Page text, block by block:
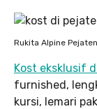
Rukita Alpine Pejaten
Kost eksklusif
furnished,
kursi, lemari